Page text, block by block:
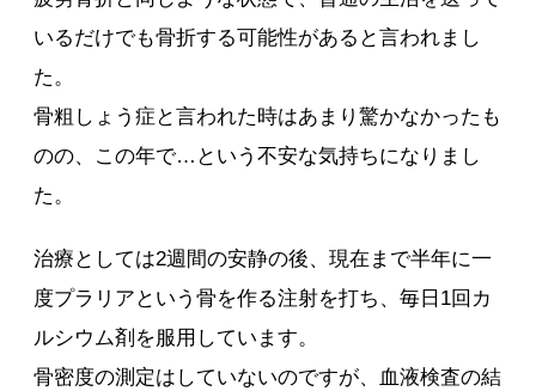
いるだけでも骨折する可能性があると言われまし
た。
骨粗しょう症と言われた時はあまり驚かなかったも
のの、この年で…という不安な気持ちになりまし
た。
治療としては2週間の安静の後、現在まで半年に一
度プラリアという骨を作る注射を打ち、毎日1回カ
ルシウム剤を服用しています。
骨密度の測定はしていないのですが、血液検査の結